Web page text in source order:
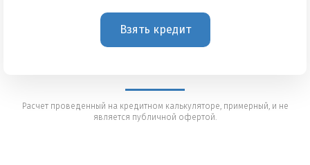
Взять кредит
Расчет проведенный на кредитном калькуляторе, примерный, и не
является публичной офертой.